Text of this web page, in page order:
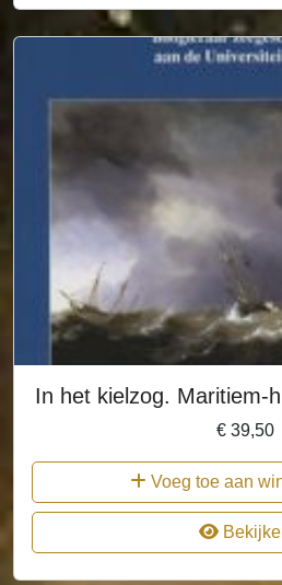
In het kielzog. Maritiem-
€39,50
Voeg toe aan